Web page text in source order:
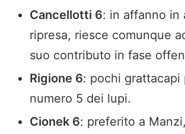
Cancellotti 6: in affanno in
ripresa, riesce comunque
suo contributo in fase
Rigione 6: pochi grattacapi
numero 5 dei lupi.
Cionek 6: preferito a